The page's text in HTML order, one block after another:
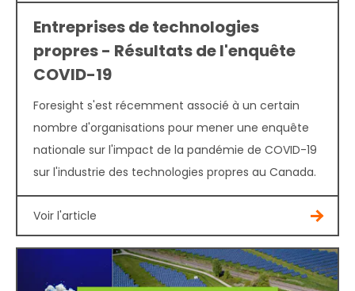
Entreprises de technologies
propres - Résultats de l'enquête
COVID-19
Foresight s'est récemment associé à un certain
nombre d'organisations pour mener une enquête
nationale sur l'impact de la pandémie de COVID-19
sur l'industrie des technologies propres au Canada.
Voir l'article